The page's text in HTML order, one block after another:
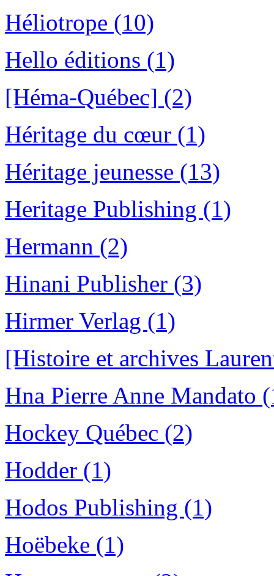
Héliotrope (10)
Hello éditions (1)
[Héma-Québec] (2)
Héritage du cœur (1)
Héritage jeunesse (13)
Heritage Publishing (1)
Hermann (2)
Hinani Publisher (3)
Hirmer Verlag (1)
[Histoire et archives
Hna Pierre Anne Mandato
Hockey Québec (2)
Hodder (1)
Hodos Publishing (1)
Hoëbeke (1)